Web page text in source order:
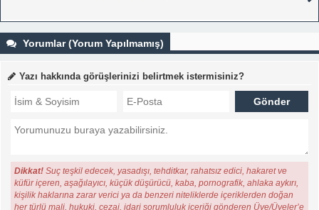
Yorumlar (Yorum Yapılmamış)
Yazı hakkında görüşlerinizi belirtmek istermisiniz?
Dikkat! Suç teşkil edecek, yasadışı, tehditkar, rahatsız edici, hakaret ve
küfür içeren, aşağılayıcı, küçük düşürücü, kaba, pornografik, ahlaka aykırı,
kişilik haklarına zarar verici ya da benzeri niteliklerde içeriklerden doğan
her türlü mali, hukuki, cezai, idari sorumluluk içeriği gönderen Üye/Üyeler’e